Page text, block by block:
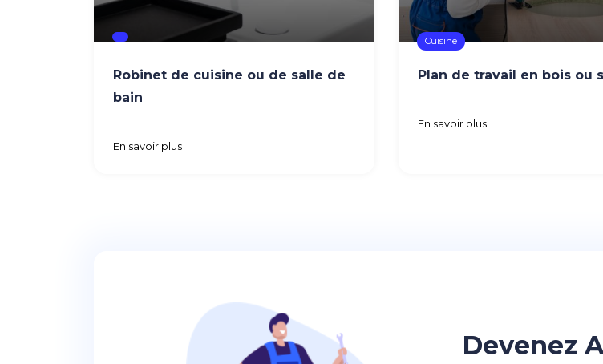
Robinet de cuisine ou de salle de
bain
En savoir plus
Cuisine
Plan de travail en bois ou
En savoir plus
Devenez